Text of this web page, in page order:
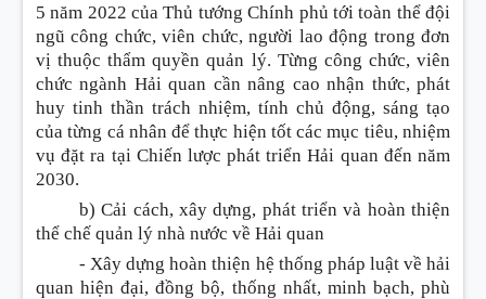
5 năm 2022 của Thủ tướng Chính phủ tới toàn thể đội
ngũ công chức, viên chức, người lao động trong đơn
vị thuộc thẩm quyền quản lý. Từng công chức, viên
chức ngành Hải quan cần nâng cao nhận thức, phát
huy tinh thần trách nhiệm, tính chủ động, sáng tạo
của từng cá nhân đểthực hiện tốt các mục tiêu, nhiệm
vụ đặt ra tại Chiến lược phát triển Hải quan đến năm
2030.
b) Cải cách, xây dựng, phát triển và hoàn thiện
thể chế quản lý nhà nước về Hải quan
-Xây dựng hoàn thiện hệ thống pháp luật về hải
quan hiện đại, đồng bộ, thống nhất, minh bạch, phù